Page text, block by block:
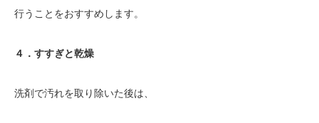
行うことをおすすめします。
４．すすぎと乾燥
洗剤で汚れを取り除いた後は、